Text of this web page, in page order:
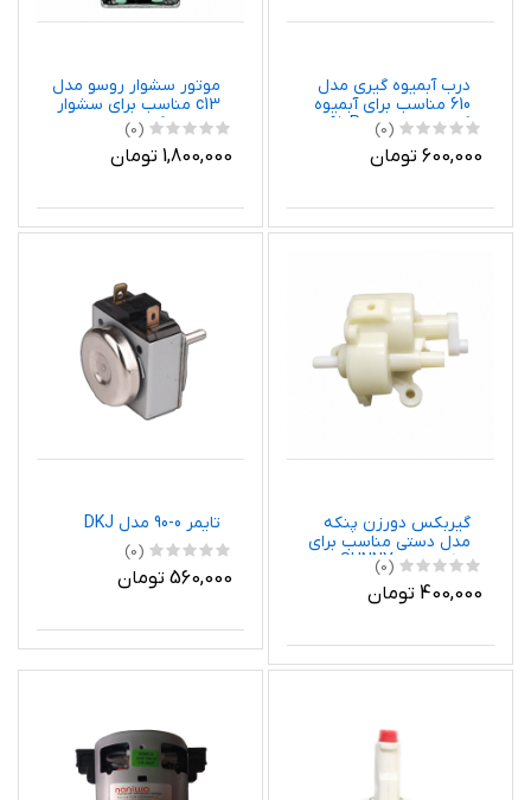
درب آبمیوه گیری مدل
610 مناسب برای آبمیوه
گیری پارس خزر 610P
(0)
600,000 تومان
موتور سشوار روسو مدل
c13 مناسب برای سشوار
های خانگی (0)
1,800,000 تومان
گیربکس دورزن پنکه
مدل دستی مناسب برای
پنکه سانی SUNNY (0)
400,000 تومان
تایمر 0-90 مدل DKJ
(0)
560,000 تومان